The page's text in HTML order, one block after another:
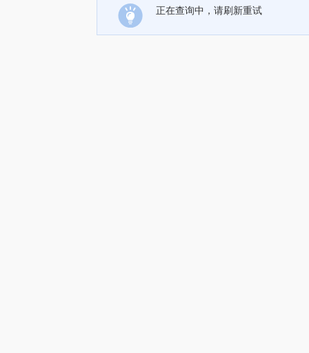
正在查询中，请刷新重试